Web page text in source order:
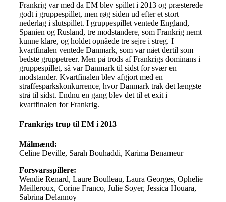
Frankrig var med da EM blev spillet i 2013 og præsterede
godt i gruppespillet, men røg siden ud efter et stort
nederlag i slutspillet. I gruppespillet ventede England,
Spanien og Rusland, tre modstandere, som Frankrig nemt
kunne klare, og holdet opnåede tre sejre i streg. I
kvartfinalen ventede Danmark, som var nået dertil som
bedste gruppetreer. Men på trods af Frankrigs dominans i
gruppespillet, så var Danmark til sidst for svær en
modstander. Kvartfinalen blev afgjort med en
straffesparkskonkurrence, hvor Danmark trak det længste
strå til sidst. Endnu en gang blev det til et exit i
kvartfinalen for Frankrig.
Frankrigs trup til EM i 2013
Målmænd:
Celine Deville, Sarah Bouhaddi, Karima Benameur
Forsvarsspillere:
Wendie Renard, Laure Boulleau, Laura Georges, Ophelie
Meilleroux, Corine Franco, Julie Soyer, Jessica Houara,
Sabrina Delannoy